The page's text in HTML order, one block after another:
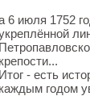
6 июля 1752
крепости...
Итог - есть
каждым годом